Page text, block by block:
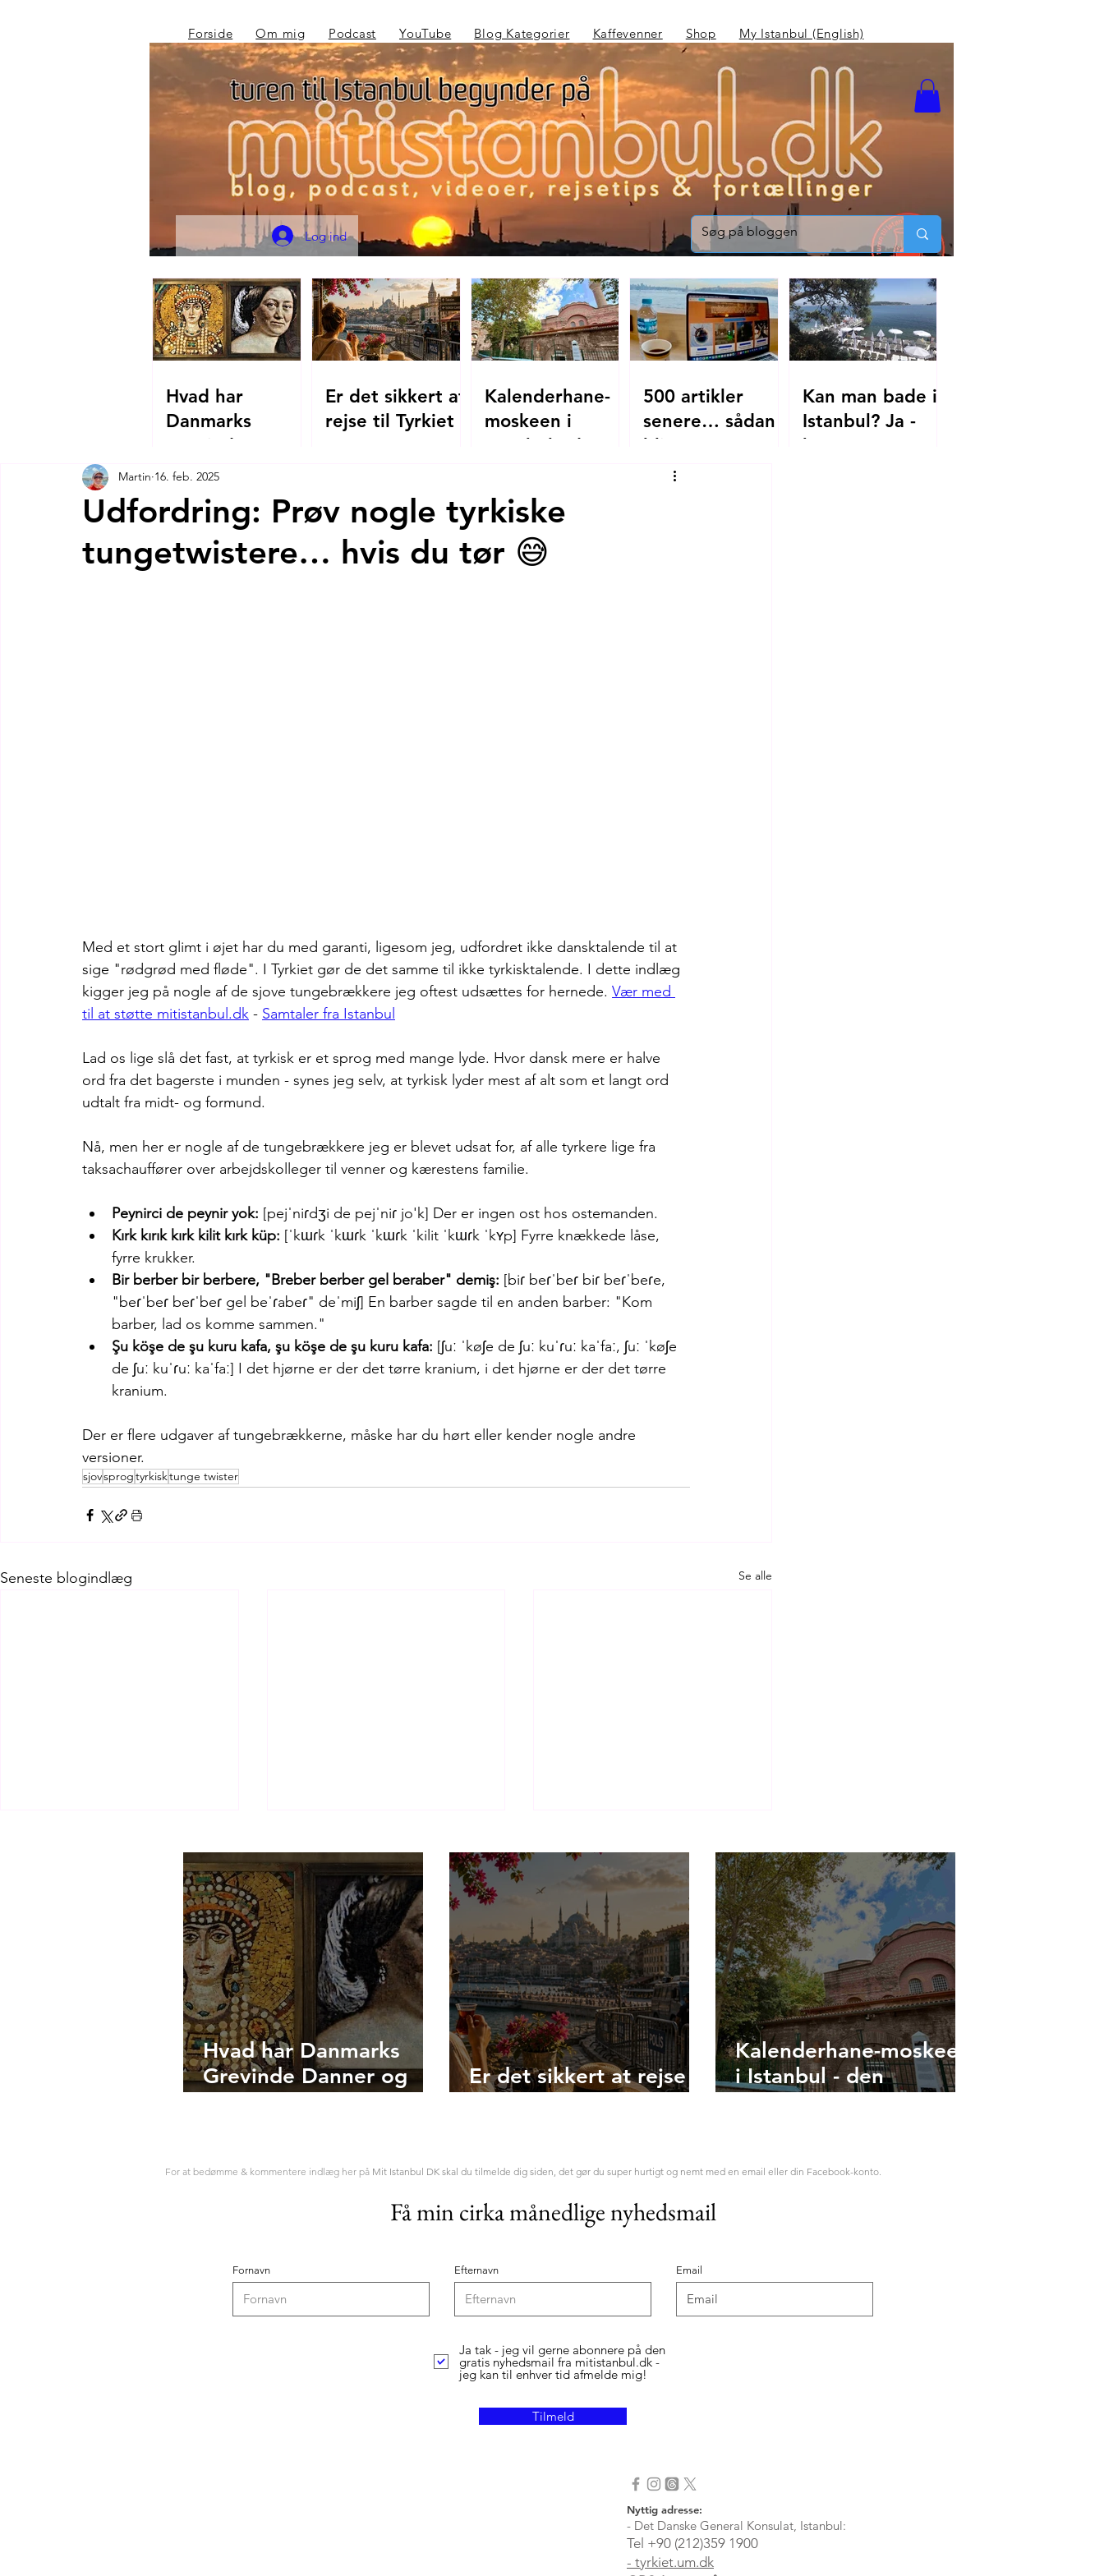
Forside Om mig Podcast YouTube Blog Kategorier Kaffevenner Shop My Istanbul (English)
Log ind
Hvad har
Danmarks
Grevinde Danner
og Hagia
Sophias
kejserinde
Theodora
tilfælles?
Er det sikkert at
rejse til Tyrkiet i
Kalenderhane-
moskeen i
Istanbul - den
byzantinske
kirke, der blev
moské
500 artikler
senere… sådan
bliver
mitistanbul.dk til
Kan man bade i
Istanbul? Ja -
her er
Udfordring: Prøv nogle tyrkiske
tungetwistere… hvis du tør 😅
Martin 16. feb. 2025
Med et stort glimt i øjet har du med garanti, ligesom jeg, udfordret ikke dansktalende til at
sige "rødgrød med fløde". I Tyrkiet gør de det samme til ikke tyrkisktalende. I dette indlæg
kigger jeg på nogle af de sjove tungebrækkere jeg oftest udsættes for hernede. Vær med
til at støtte mitistanbul.dk - Samtaler fra Istanbul
Lad os lige slå det fast, at tyrkisk er et sprog med mange lyde. Hvor dansk mere er halve
ord fra det bagerste i munden - synes jeg selv, at tyrkisk lyder mest af alt som et langt ord
udtalt fra midt- og formund.
Nå, men her er nogle af de tungebrækkere jeg er blevet udsat for, af alle tyrkere lige fra
taksachauffører over arbejdskolleger til venner og kærestens familie.
Peynirci de peynir yok: [pejˈniɾdʒi de pejˈniɾ jo'k] Der er ingen ost hos ostemanden.
Kırk kırık kırk kilit kırk küp: [ˈkɯɾk ˈkɯɾk ˈkɯɾk ˈkilit ˈkɯɾk ˈkʏp] Fyrre knækkede låse,
fyrre krukker.
Bir berber bir berbere, "Breber berber gel beraber" demiş: [biɾ beɾˈbeɾ biɾ beɾˈbeɾe,
"beɾˈbeɾ beɾˈbeɾ gel beˈɾabeɾ" deˈmiʃ] En barber sagde til en anden barber: "Kom
barber, lad os komme sammen."
Şu köşe de şu kuru kafa, şu köşe de şu kuru kafa: [ʃuː ˈkøʃe de ʃuː kuˈɾuː kaˈfaː, ʃuː ˈkøʃe
de ʃuː kuˈɾuː kaˈfaː] I det hjørne er der det tørre kranium, i det hjørne er der det tørre
kranium.
Der er flere udgaver af tungebrækkerne, måske har du hørt eller kender nogle andre
versioner.
sjovsprogtyrkisktunge twister
Seneste blogindlæg Se alle
Sådan Spørger Du om Vej
Sprogklassen: Sådan dater
du en tyrker - på tyrkisk
5 grove bandeord på Tyrkisk
Hvad har Danmarks
Grevinde Danner og
Er det sikkert at rejse
Kalenderhane-moskeen
i Istanbul - den
For at bedømme & kommentere indlæg her på Mit Istanbul DK skal du tilmelde dig siden, det gør du super hurtigt og nemt med en email eller din Facebook-konto.
Få min cirka månedlige nyhedsmail
Fornavn Efternavn Email
Ja tak - jeg vil gerne abonnere på den
gratis nyhedsmail fra mitistanbul.dk -
jeg kan til enhver tid afmelde mig!
Tilmeld
​Nyttig adresse:
- Det Danske General Konsulat, Istanbul:
Tel +90 (212)359 1900
- tyrkiet.um.dk